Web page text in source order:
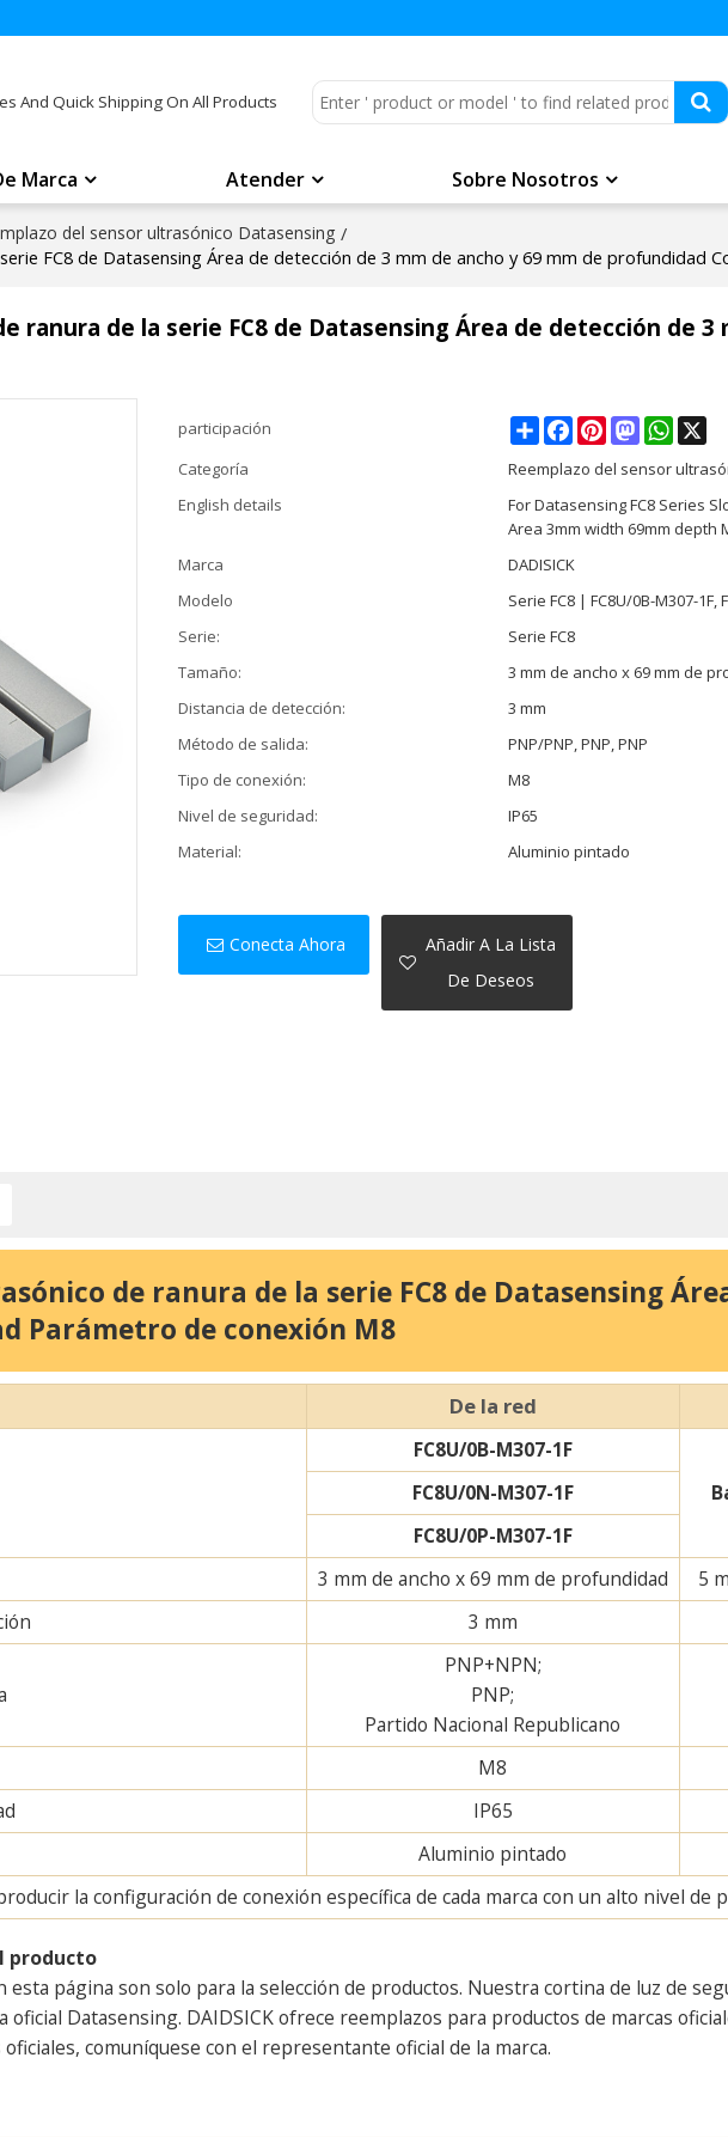
And Quick Shipping On All Products
Marca Atender Sobre Nosotros
del sensor ultrasónico Datasensing /
FC8 de Datasensing Área de detección de 3 mm de ancho y 69 mm de profundidad
ranura de la serie FC8 de Datasensing Área de detección de 3
participación ShareFacebookPinterestMastodon
Categoría
Reemplazo del sensor
English details
For Datasensing FC8 Series
Area 3mm width 69mm depth
Marca
DADISICK
Modelo
Serie FC8 | FC8U/0B-M307-1F,
Serie:
Serie FC8
Tamaño:
3 mm de ancho x 69 mm de
Distancia de detección:
3 mm
Método de salida:
PNP/PNP, PNP, PNP
Tipo de conexión:
M8
Nivel de seguridad:
IP65
Material:
Aluminio pintado
Conecta Ahora
Añadir A La Lista
De Deseos
de ranura de la serie FC8 de Datasensing
Parámetro de conexión M8
De la red
FC8U/0B-M307-1F
FC8U/0N-M307-1F
FC8U/0P-M307-1F
3 mm de ancho x 69 mm de profundidad
5
3 mm
PNP+NPN;
PNP;
Partido Nacional Republicano
M8
IP65
Aluminio pintado
la configuración de conexión específica de cada marca con un alto nivel de
producto
esta página son solo para la selección de productos. Nuestra cortina de luz de
oficial Datasensing. DAIDSICK ofrece reemplazos para productos de marcas
comuníquese con el representante oficial de la marca.